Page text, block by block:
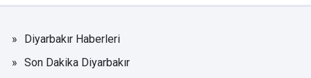
Diyarbakır Haberleri
Son Dakika Diyarbakır